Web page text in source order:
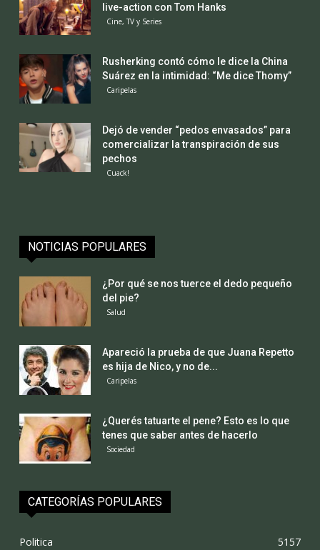
live-action con Tom Hanks
Cine, TV y Series
Rusherking contó cómo le dice la China
Suárez en la intimidad: “Me dice Thomy”
Caripelas
Dejó de vender “pedos envasados” para
comercializar la transpiración de sus
pechos
Cuack!
NOTICIAS POPULARES
¿Por qué se nos tuerce el dedo pequeño
del pie?
Salud
Apareció la prueba de que Juana Repetto
es hija de Nico, y no de...
Caripelas
¿Querés tatuarte el pene? Esto es lo que
tenes que saber antes de hacerlo
Sociedad
CATEGORÍAS POPULARES
Politica
5157